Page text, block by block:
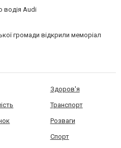
водія Audi
громади відкрили меморіал
Здоров'я
Транспорт
Розваги
Спорт